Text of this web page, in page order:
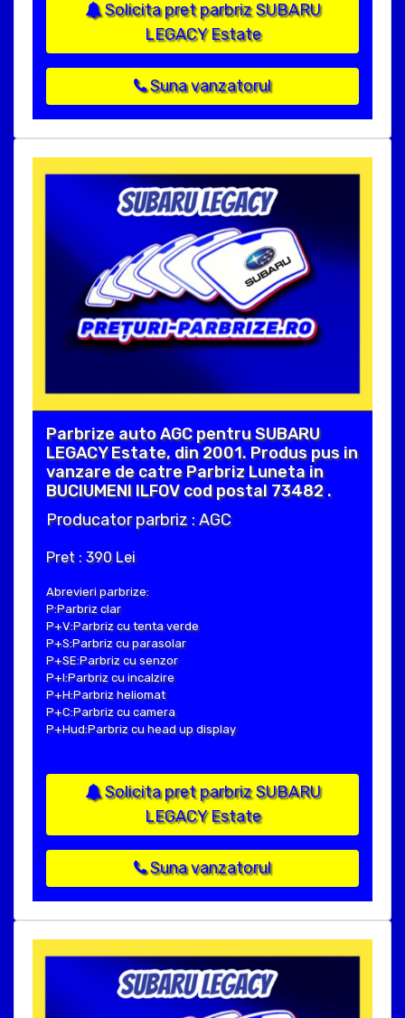
Solicita pret parbriz SUBARU
LEGACY Estate
Suna vanzatorul
Parbrize auto AGC pentru SUBARU
LEGACY Estate, din 2001. Produs pus in
vanzare de catre Parbriz Luneta in
BUCIUMENI ILFOV cod postal 73482 .
Producator parbriz : AGC
Pret : 390 Lei
Abrevieri parbrize:
P:Parbriz clar
P+V:Parbriz cu tenta verde
P+S:Parbriz cu parasolar
P+SE:Parbriz cu senzor
P+I:Parbriz cu incalzire
P+H:Parbriz heliomat
P+C:Parbriz cu camera
P+Hud:Parbriz cu head up display
Solicita pret parbriz SUBARU
LEGACY Estate
Suna vanzatorul